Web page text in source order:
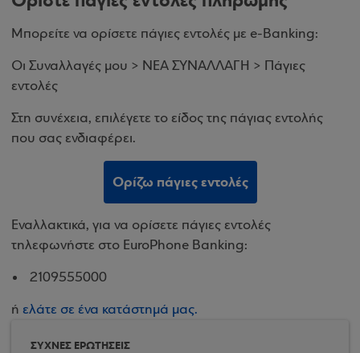
Μπορείτε να ορίσετε πάγιες εντολές με e-Banking:
Οι Συναλλαγές μου > ΝΕΑ ΣΥΝΑΛΛΑΓΗ > Πάγιες
εντολές
Στη συνέχεια, επιλέγετε το είδος της πάγιας εντολής
που σας ενδιαφέρει.
Ορίζω πάγιες εντολές
Εναλλακτικά, για να ορίσετε πάγιες εντολές
τηλεφωνήστε στο EuroPhone Banking:
2109555000
ή ελάτε σε ένα κατάστημά μας.
ΣΥΧΝΕΣ ΕΡΩΤΗΣΕΙΣ